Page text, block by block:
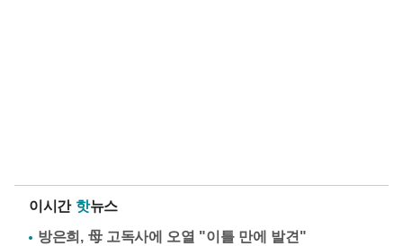
이시간 핫뉴스
방은희, 母 고독사에 오열 "이틀 만에 발견"